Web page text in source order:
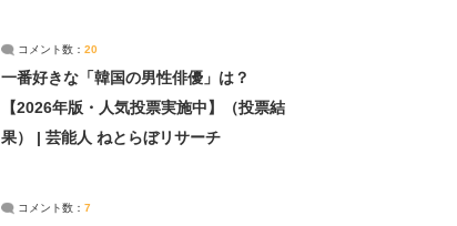
コメント数： 20
一番好きな「韓国の男性俳優」は？
【2026年版・人気投票実施中】（投票結
果） | 芸能人 ねとらぼリサーチ
コメント数： 7